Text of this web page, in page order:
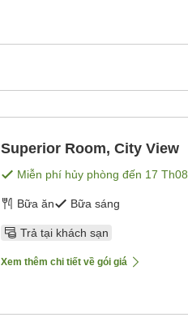
Superior Room, City View
Miễn phí hủy phòng đến 17 Th08
Bữa ăn Bữa sáng
Trả tại khách sạn
Xem thêm chi tiết về gói giá